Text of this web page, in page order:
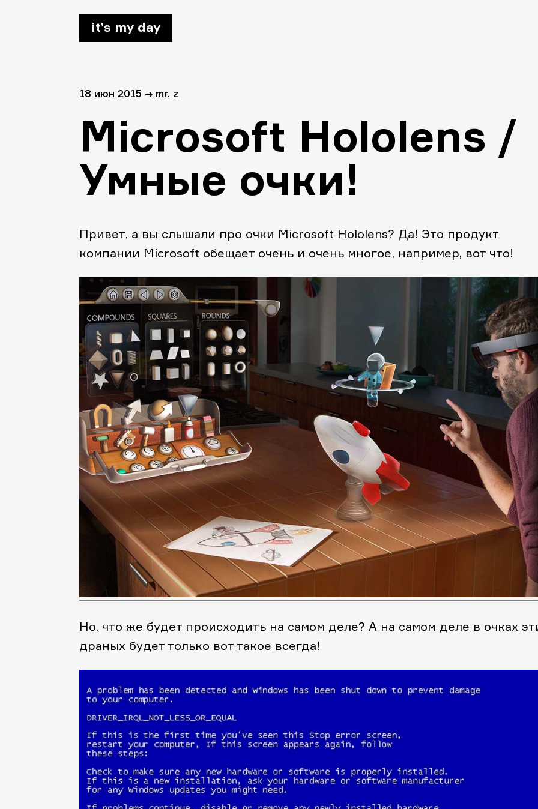
it’s my day
18 июн 2015 → mr. z
Microsoft Hololens /
Умные очки!
Привет, а вы слышали про очки Microsoft Hololens? Да! Это продукт
компании Microsoft обещает очень и очень многое, например, вот что!
Но, что же будет происходить на самом деле? А на самом деле в очках
драных будет только вот такое всегда!